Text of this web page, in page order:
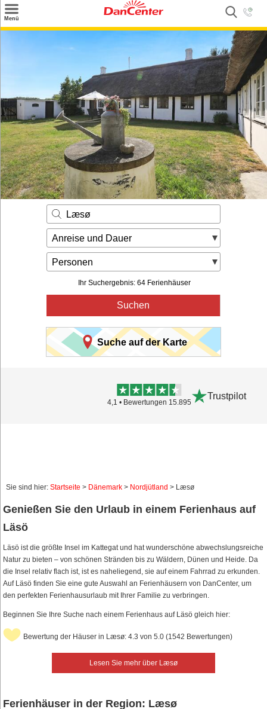
Menü
Weitere Urlaubsziele
Angebote
Inspiration
Kontakt
Gut zu wissen
Login
Læsø
Anreise und Dauer
Personen
Ihr Suchergebnis: 64 Ferienhäuser
Suchen
Suche auf der Karte
4,1 • Bewertungen 15.895
Trustpilot
Sie sind hier: Startseite > Dänemark > Nordjütland > Læsø
Genießen Sie den Urlaub in einem Ferienhaus auf
Läsö
Läsö ist die größte Insel im Kattegat und hat wunderschöne abwechslungsreiche
Natur zu bieten – von schönen Stränden bis zu Wäldern, Dünen und Heide. Da
die Insel relativ flach ist, ist es naheliegend, sie auf einem Fahrrad zu erkunden.
Auf Läsö finden Sie eine gute Auswahl an Ferienhäusern von DanCenter, um
den perfekten Ferienhausurlaub mit Ihrer Familie zu verbringen.
Beginnen Sie Ihre Suche nach einem Ferienhaus auf Läsö gleich hier:
Lesen Sie mehr über Læsø
Bewertung der Häuser in Læsø: 4.3 von 5.0 (1542 Bewertungen)
Ferienhäuser in der Region: Læsø